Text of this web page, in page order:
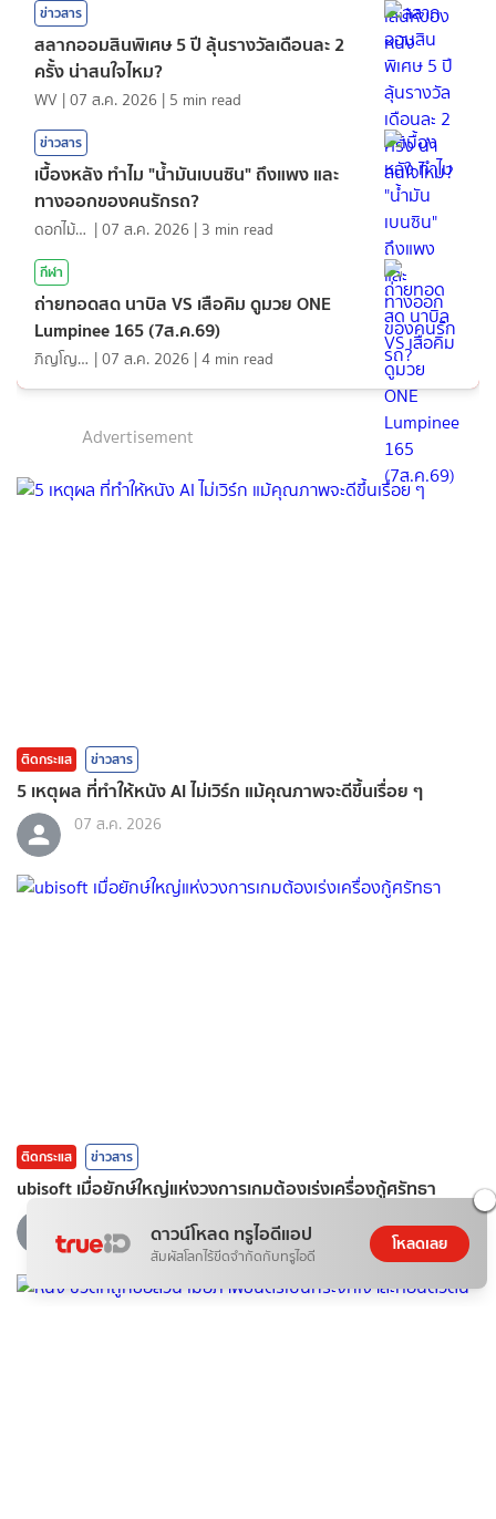
ข่าวสาร
สลากออมสินพิเศษ 5 ปี ลุ้นรางวัลเดือนละ 2
ครั้ง น่าสนใจไหม?
WV |07 ส.ค. 2026 | 5 min read
ข่าวสาร
เบื้องหลัง ทำไม "น้ำมันเบนซิน" ถึงแพง และ
ทางออกของคนรักรถ?
ดอกไม้กับสายน้ำ |07 ส.ค. 2026 | 3 min read
กีฬา
ถ่ายทอดสด นาบิล VS เสือคิม ดูมวย ONE
Lumpinee 165 (7ส.ค.69)
ภิญโญ ส่องแสง |07 ส.ค. 2026 |4 min read
Advertisement
ติดกระแส ข่าวสาร
5 เหตุผล ที่ทำให้หนัง AI ไม่เวิร์ก แม้คุณภาพจะดีขึ้นเรื่อย ๆ
07 ส.ค. 2026
ติดกระแส ข่าวสาร
ubisoft เมื่อยักษ์ใหญ่แห่งวงการเกมต้องเร่งเครื่องกู้ศรัทธา
07 ส.ค. 2026ดาวน์โหลด ทรูไอดีแอป
สัมผัสโลกไร้ขีดจำกัดกับทรูไอดี
โหลดเลย